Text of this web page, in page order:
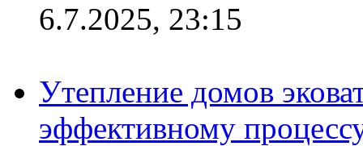
6.7.2025, 23:15
Утепление домов
эффективному